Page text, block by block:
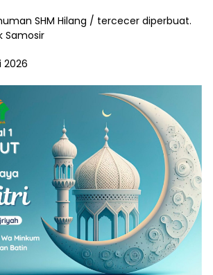
SHM Hilang / tercecer diperbuat.
Samosir
2026